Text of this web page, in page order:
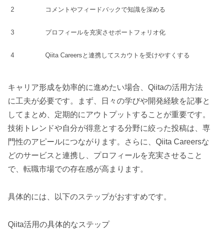
2 コメントやフィードバックで知識を深める
3 プロフィールを充実させポートフォリオ化
4 Qiita Careersと連携してスカウトを受けやすくする
キャリア形成を効率的に進めたい場合、Qiitaの活用方法
に工夫が必要です。まず、日々の学びや開発経験を記事と
してまとめ、定期的にアウトプットすることが重要です。
技術トレンドや自分が得意とする分野に絞った投稿は、専
門性のアピールにつながります。さらに、Qiita Careersな
どのサービスと連携し、プロフィールを充実させること
で、転職市場での存在感が高まります。
具体的には、以下のステップがおすすめです。
Qiita活用の具体的なステップ